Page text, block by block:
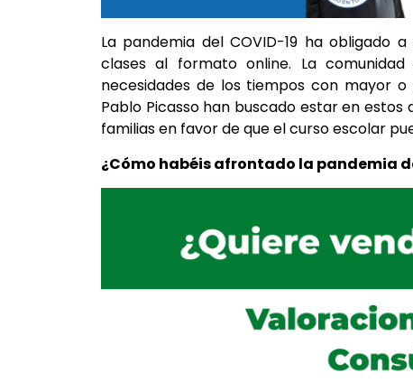
La pandemia del COVID-19 ha obligado
clases al formato online. La
necesidades de los tiempos con mayor
Pablo Picasso han buscado estar en
familias en favor de que el curso escolar
¿Cómo habéis afrontado la pandemia